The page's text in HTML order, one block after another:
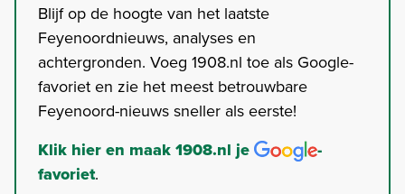
Blijf op de hoogte van het laatste
Feyenoordnieuws, analyses en
achtergronden. Voeg 1908.nl toe als Google-
favoriet en zie het meest betrouwbare
Feyenoord-nieuws sneller als eerste!
Klik hier en maak 1908.nl je
-
favoriet.